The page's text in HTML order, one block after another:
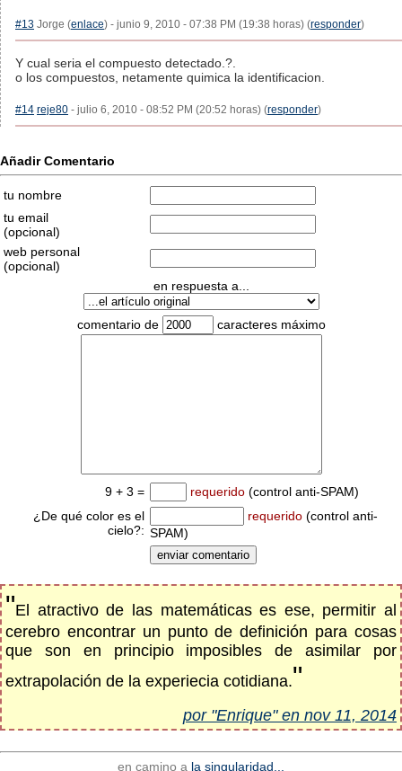
#13 Jorge (enlace) - junio 9, 2010 - 07:38 PM (19:38 horas) (responder)
Y cual seria el compuesto detectado.?.
o los compuestos, netamente quimica la identificacion.
#14 reje80 - julio 6, 2010 - 08:52 PM (20:52 horas) (responder)
Añadir Comentario
tu nombre
tu email
(opcional)
web personal
(opcional)
en respuesta a...
comentario de caracteres máximo
9 + 3 = requerido (control anti-SPAM)
¿De qué color es el
cielo?:
requerido (control anti-
SPAM)
"El atractivo de las matemáticas es ese, permitir al
cerebro encontrar un punto de definición para cosas
que son en principio imposibles de asimilar por
extrapolación de la experiecia cotidiana."
por "Enrique" en nov 11, 2014
en camino a la singularidad...